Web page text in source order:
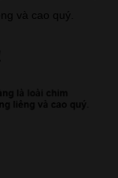
và cao quý.